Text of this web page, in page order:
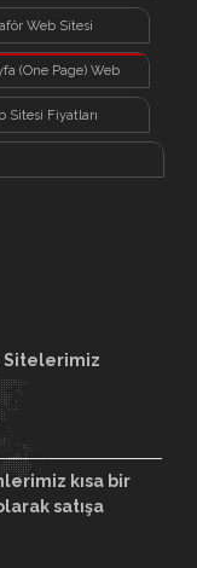
Web Sitesi
(One Page) Web
Sitesi
Sitesi Fiyatları
Sitelerimiz
kısa bir
satışa